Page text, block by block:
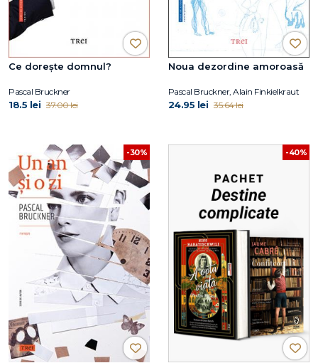
Ce dorește domnul?
Pascal Bruckner
18.5 lei 37.00 lei
Noua dezordine amoroasă
Pascal Bruckner, Alain Finkielkraut
24.95 lei 35.64 lei
-30% -40%